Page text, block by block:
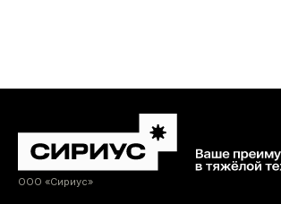
ООО «Сириус»